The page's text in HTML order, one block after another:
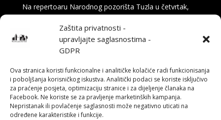
Zaštita privatnosti -
upravljajte saglasnostima -
GDPR
Ova stranica koristi funkcionalne i analitičke kolačiće radi funkcionisanja
i poboljšanja korisničkog iskustva. Analitički podaci se koriste isključivo
za praćenje posjeta, optimizaciju stranice i za dijeljenje članaka na
Facebook. Ne koriste se za pravljenje marketinških kampanja.
Nepristanak ili povlačenje saglasnosti može negativno uticati na
određene karakteristike i funkcije.
Na repertoaru Narodnog pozorišta Tuzla u četvrtak,
tragu“ – duhovita i britka priča o svemu onome što se
(ne) dešava iza pozorišne zavjese. Tekst potpisuje
Nikola Milojević, glumac i član ansambla...